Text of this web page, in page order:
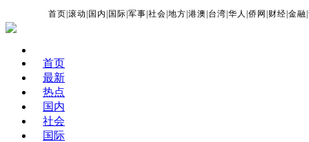
首页 |滚动 国内 国际 |军事 |社会 |地方 |港澳 台湾 |华人 |侨网 财经 |金融 |
首页
最新
热点
国内
社会
国际